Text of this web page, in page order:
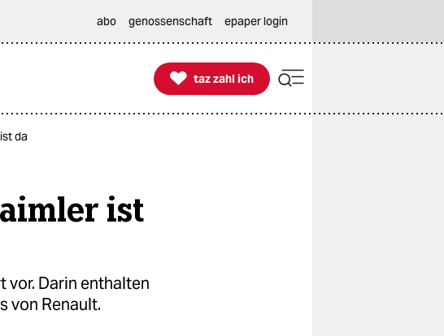
abo genossenschaft epaper login

taz zahl ich
taz zahl ich
da
ist
vor. Darin enthalten
von Renault.